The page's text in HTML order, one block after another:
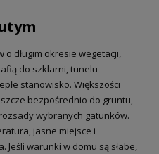
długim okresie wegetacji,
do szklarni, tunelu
stanowisko. Większości
bezpośrednio do gruntu,
wybranych gatunków.
jasne miejsce i
Jeśli warunki w domu są słabe,